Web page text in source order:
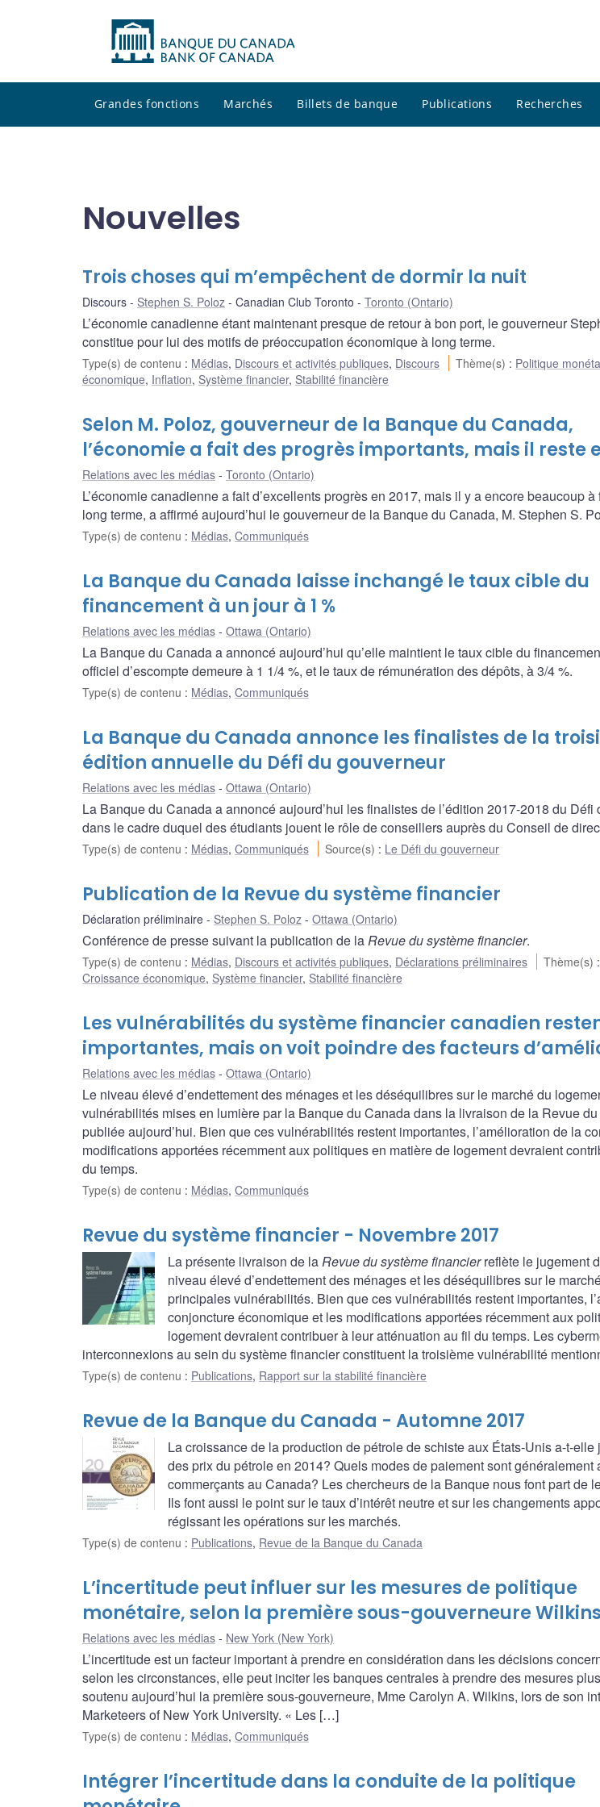
Grandes fonctions Marchés Billets de banque Publications Recherches
Nouvelles
Trois choses qui m’empêchent de dormir la nuit
Discours Stephen S. Poloz Canadian Club Toronto Toronto (Ontario)
L’économie canadienne étant maintenant presque de retour à bon port, le gouverneur
constitue pour lui des motifs de préoccupation économique à long terme.
Type(s) de contenu : Médias, Discours et activités publiques, Discours Thème(s) : Politique
économique, Inflation, Système financier, Stabilité financière
Selon M. Poloz, gouverneur de la Banque du Canada,
l’économie a fait des progrès importants, mais il reste
Relations avec les médias Toronto (Ontario)
L’économie canadienne a fait d’excellents progrès en 2017, mais il y a encore beaucoup
long terme, a affirmé aujourd’hui le gouverneur de la Banque du Canada, M. Stephen S.
Type(s) de contenu : Médias, Communiqués
La Banque du Canada laisse inchangé le taux cible du
financement à un jour à 1 %
Relations avec les médias Ottawa (Ontario)
La Banque du Canada a annoncé aujourd’hui qu’elle maintient le taux cible du
officiel d’escompte demeure à 1 1/4 %, et le taux de rémunération des dépôts, à 3/4 %.
Type(s) de contenu : Médias, Communiqués
La Banque du Canada annonce les finalistes de la
édition annuelle du Défi du gouverneur
Relations avec les médias Ottawa (Ontario)
La Banque du Canada a annoncé aujourd’hui les finalistes de l’édition 2017-2018 du
dans le cadre duquel des étudiants jouent le rôle de conseillers auprès du Conseil de
Type(s) de contenu : Médias, Communiqués Source(s) : Le Défi du gouverneur
Publication de la Revue du système financier
Déclaration préliminaire Stephen S. Poloz Ottawa (Ontario)
Conférence de presse suivant la publication de laRevue du système financier.
Type(s) de contenu : Médias, Discours et activités publiques, Déclarations préliminaires Thème(s) :
Croissance économique, Système financier, Stabilité financière
Les vulnérabilités du système financier canadien
importantes, mais on voit poindre des facteurs
Relations avec les médias Ottawa (Ontario)
Le niveau élevé d’endettement des ménages et les déséquilibres sur le marché du
vulnérabilités mises en lumière par la Banque du Canada dans la livraison de la Revue
publiée aujourd’hui. Bien que ces vulnérabilités restent importantes, l’amélioration de la
modifications apportées récemment aux politiques en matière de logement devraient
du temps.
Type(s) de contenu : Médias, Communiqués
Revue du système financier - Novembre 2017
La présente livraison de laRevue du système financierreflète le jugement
niveau élevé d’endettement des ménages et les déséquilibres sur le
principales vulnérabilités. Bien que ces vulnérabilités restent importantes,
conjoncture économique et les modifications apportées récemment aux
logement devraient contribuer à leur atténuation au fil du temps. Les
interconnexions au sein du système financier constituent la troisième vulnérabilité
Type(s) de contenu : Publications, Rapport sur la stabilité financière
Revue de la Banque du Canada - Automne 2017
La croissance de la production de pétrole de schiste aux États-Unis a-t-
des prix du pétrole en 2014? Quels modes de paiement sont généralement
commerçants au Canada? Les chercheurs de la Banque nous font part de
Ils font aussi le point sur le taux d’intérêt neutre et sur les changements
régissant les opérations sur les marchés.
Type(s) de contenu : Publications, Revue de la Banque du Canada
L’incertitude peut influer sur les mesures de politique
monétaire, selon la première sous-gouverneure Wilkins
Relations avec les médias New York (New York)
L’incertitude est un facteur important à prendre en considération dans les décisions
selon les circonstances, elle peut inciter les banques centrales à prendre des mesures
soutenu aujourd’hui la première sous-gouverneure, Mme Carolyn A. Wilkins, lors de son
Marketeers of New York University. « Les […]
Type(s) de contenu : Médias, Communiqués
Intégrer l’incertitude dans la conduite de la politique